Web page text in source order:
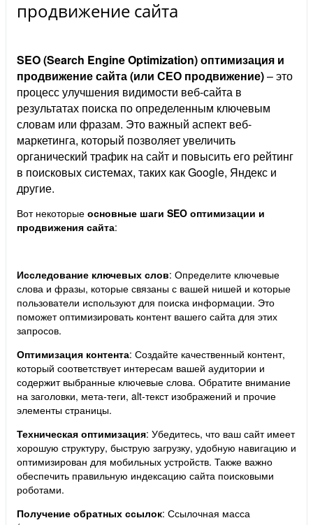
продвижение сайта
SEO (Search Engine Optimization) оптимизация и
продвижение сайта (или СЕО продвижение)– это
процесс улучшения видимости веб-сайта в
результатах поиска по определенным ключевым
словам или фразам. Это важный аспект веб-
маркетинга, который позволяет увеличить
органический трафик на сайт и повысить его рейтинг
в поисковых системах, таких как Google, Яндекс и
другие.
Вот некоторые основные шаги SEO оптимизации и
продвижения сайта:
Исследование ключевых слов: Определите ключевые
слова и фразы, которые связаны с вашей нишей и которые
пользователи используют для поиска информации. Это
поможет оптимизировать контент вашего сайта для этих
запросов.
Оптимизация контента: Создайте качественный контент,
который соответствует интересам вашей аудитории и
содержит выбранные ключевые слова. Обратите внимание
на заголовки, мета-теги, alt-текст изображений и прочие
элементы страницы.
Техническая оптимизация: Убедитесь, что ваш сайт имеет
хорошую структуру, быструю загрузку, удобную навигацию и
оптимизирован для мобильных устройств. Также важно
обеспечить правильную индексацию сайта поисковыми
роботами.
Получение обратных ссылок: Ссылочная масса